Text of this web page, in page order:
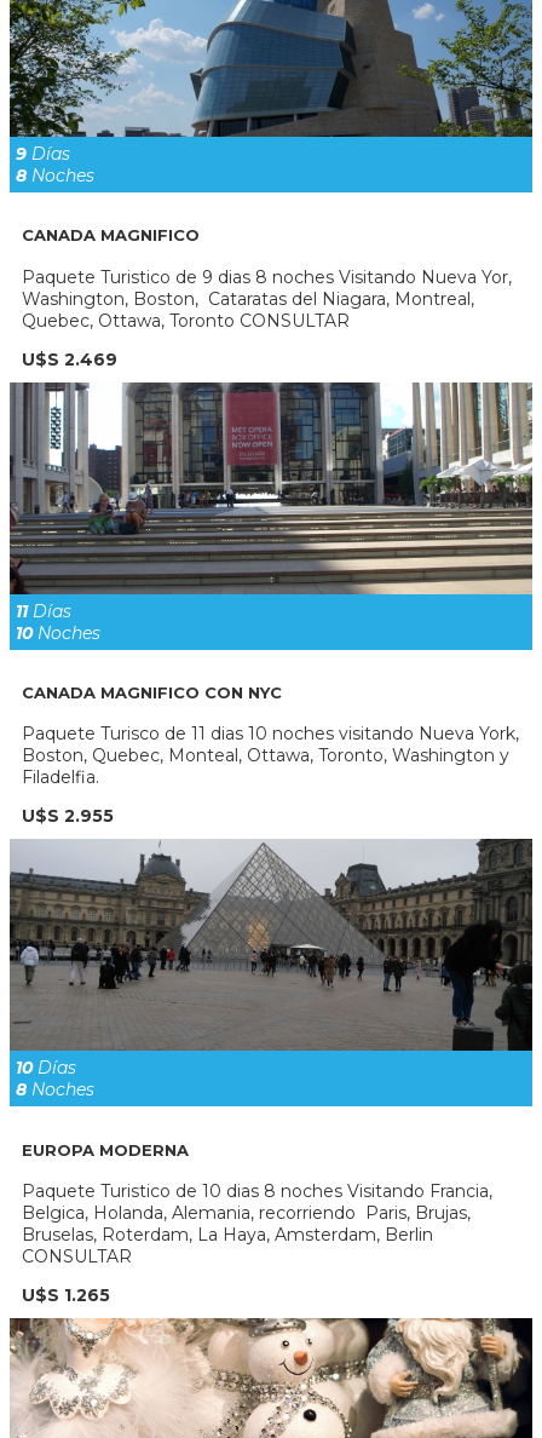
9 Días
8 Noches
CANADA MAGNIFICO
Paquete Turistico de 9 dias 8 noches Visitando Nueva Yor,
Washington, Boston, Cataratas del Niagara, Montreal,
Quebec, Ottawa, Toronto CONSULTAR
U$S 2.469
11Días
10Noches
CANADA MAGNIFICO CON NYC
Paquete Turisco de 11 dias 10 noches visitando Nueva York,
Boston, Quebec, Monteal, Ottawa, Toronto, Washington y
Filadelfia.
U$S 2.955
10Días
8 Noches
EUROPA MODERNA
Paquete Turistico de 10 dias 8 noches Visitando Francia,
Belgica, Holanda, Alemania, recorriendo Paris, Brujas,
Bruselas, Roterdam, La Haya, Amsterdam, Berlin
CONSULTAR
U$S 1.265